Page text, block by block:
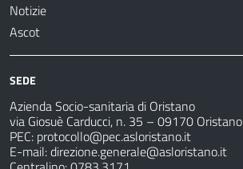
Notizie
Ascot
SEDE
Azienda Socio-sanitaria di Oristano
via Giosuè Carducci, n. 35 – 09170 Oristano
PEC: protocollo@pec.asloristano.it
E-mail:direzione.generale@asloristano.it